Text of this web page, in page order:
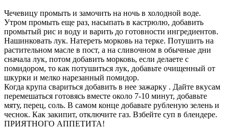
Чечевицу промыть и замочить на ночь в холодной воде.
Утром промыть еще раз, насыпать в кастрюлю, добавить
промытый рис и воду и варить до готовности ингредиентов.
Нашинковать лук. Натереть морковь на терке. Потушить на
растительном масле в пост, а на сливочном в обычные дни
сначала лук, потом добавить морковь, если делаете с
помидором, то как потушиться лук, добавьте очищенный от
шкурки и мелко нарезанный помидор.
Когда крупа свариться добавить в нее зажарку . Дайте вкусам
перемешаться готовясь вместе около 7-10 минут, добавьте
мяту, перец, соль. В самом конце добавьте рубленую зелень и
чеснок. Как закипит, отключите газ. Взбейте суп в блендере.
ПРИЯТНОГО АППЕТИТА!